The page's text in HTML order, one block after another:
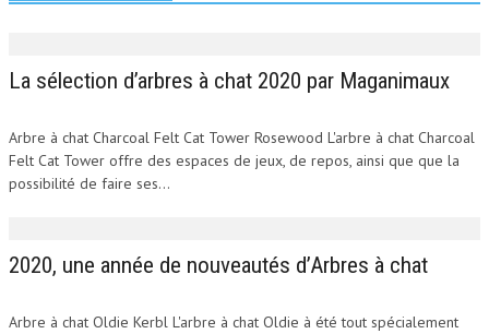
La sélection d’arbres à chat 2020 par Maganimaux
Arbre à chat Charcoal Felt Cat Tower Rosewood L'arbre à chat Charcoal
Felt Cat Tower offre des espaces de jeux, de repos, ainsi que que la
possibilité de faire ses...
2020, une année de nouveautés d’Arbres à chat
Arbre à chat Oldie Kerbl L'arbre à chat Oldie à été tout spécialement